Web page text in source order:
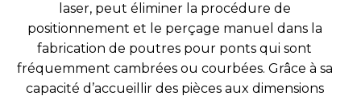
laser, peut éliminer la procédure de
positionnement et le perçage manuel dans la
fabrication de poutres pour ponts qui sont
fréquemment cambrées ou courbées. Grâce à sa
capacité d’accueillir des pièces aux dimensions